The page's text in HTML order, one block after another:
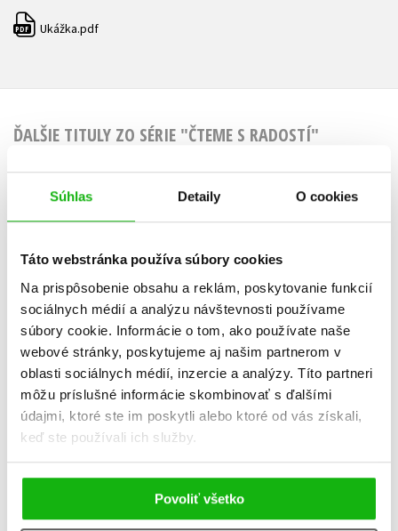
Súhlas Detaily O cookies
Táto webstránka používa súbory cookies
Na prispôsobenie obsahu a reklám, poskytovanie funkcií
sociálnych médií a analýzu návštevnosti používame
súbory cookie. Informácie o tom, ako používate naše
webové stránky, poskytujeme aj našim partnerom v
oblasti sociálnych médií, inzercie a analýzy. Títo partneri
môžu príslušné informácie skombinovať s ďalšími
údajmi, ktoré ste im poskytli alebo ktoré od vás získali,
keď ste používali ich služby.
Povoliť všetko
PDF Ukážka.pdf
ĎALŠIE TITULY ZO SÉRIE "ČTEME S RADOSTÍ"
Vánoční kouzlo
Iveta Poláčková
Do košíka
7,64 €
Magdaléna